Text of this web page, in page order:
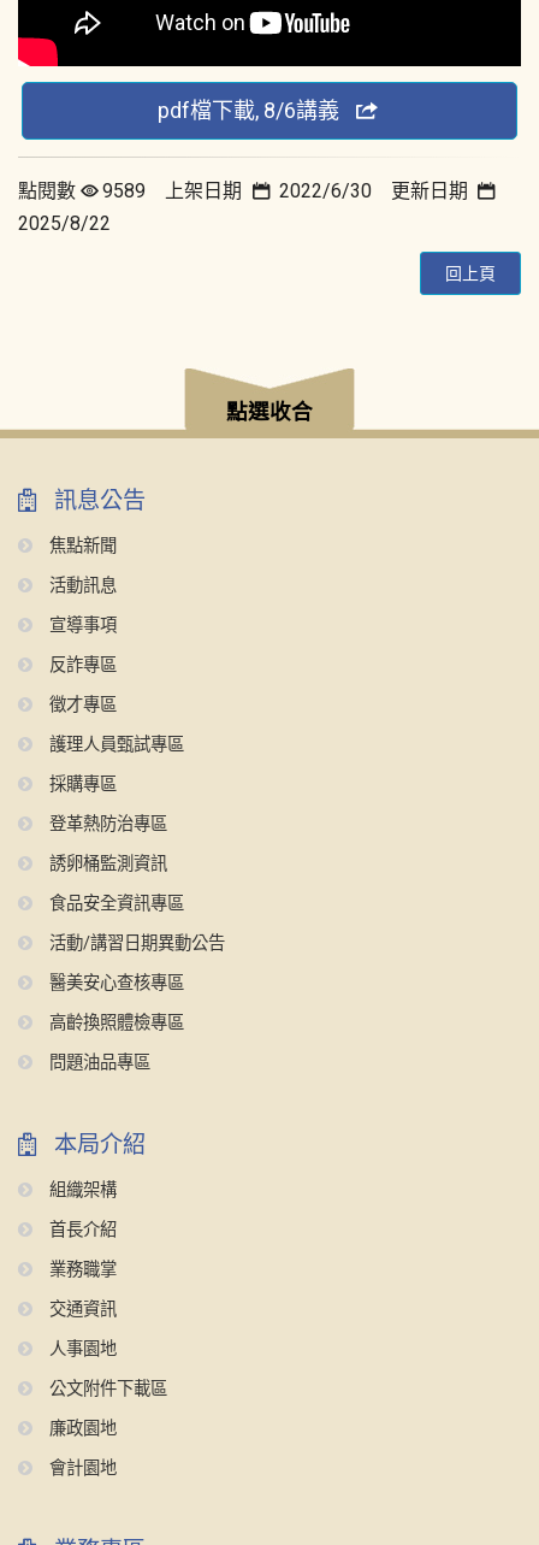
pdf檔下載, 8/6講義
點閱數 9589 上架日期
2022/6/30 更新日期
2025/8/22
回上頁
點選收合
訊息公告
焦點新聞
活動訊息
宣導事項
反詐專區
徵才專區
護理人員甄試專區
採購專區
登革熱防治專區
誘卵桶監測資訊
食品安全資訊專區
活動/講習日期異動公告
醫美安心查核專區
高齡換照體檢專區
問題油品專區
本局介紹
組織架構
首長介紹
業務職掌
交通資訊
人事園地
公文附件下載區
廉政園地
會計園地